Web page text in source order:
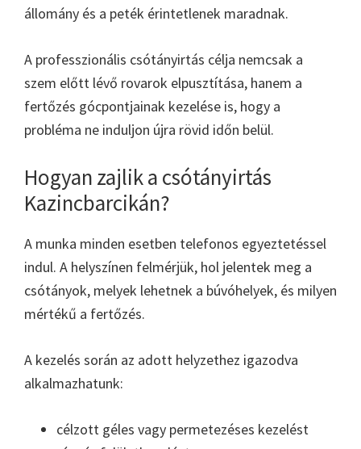
állomány és a peték érintetlenek maradnak.
A professzionális csótányirtás célja nemcsak a
szem előtt lévő rovarok elpusztítása, hanem a
fertőzés gócpontjainak kezelése is, hogy a
probléma ne induljon újra rövid időn belül.
Hogyan zajlik a csótányirtás
Kazincbarcikán?
A munka minden esetben telefonos egyeztetéssel
indul. A helyszínen felmérjük, hol jelentek meg a
csótányok, melyek lehetnek a búvóhelyek, és milyen
mértékű a fertőzés.
A kezelés során az adott helyzethez igazodva
alkalmazhatunk:
célzott géles vagy permetezéses kezelést